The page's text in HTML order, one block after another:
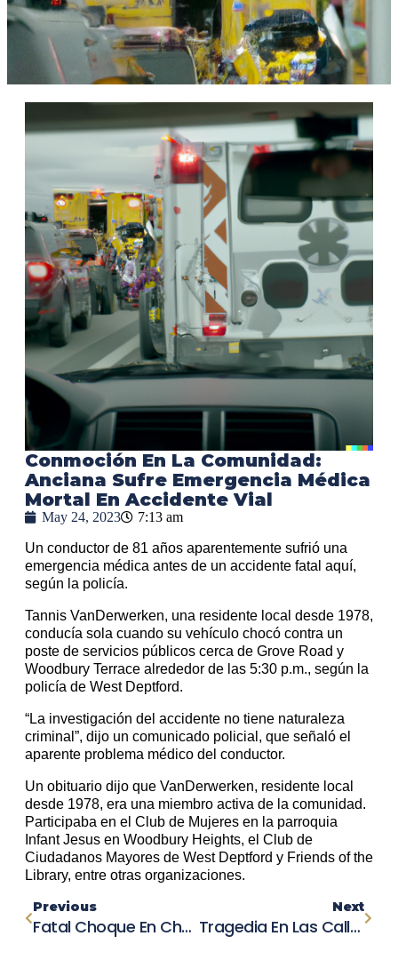
Conmoción En La Comunidad:
Anciana Sufre Emergencia Médica
Mortal En Accidente Vial
May 24, 2023 7:13 am
Un conductor de 81 años aparentemente sufrió una
emergencia médica antes de un accidente fatal aquí,
según la policía.
Tannis VanDerwerken, una residente local desde 1978,
conducía sola cuando su vehículo chocó contra un
poste de servicios públicos cerca de Grove Road y
Woodbury Terrace alrededor de las 5:30 p.m., según la
policía de West Deptford.
“La investigación del accidente no tiene naturaleza
criminal”, dijo un comunicado policial, que señaló el
aparente problema médico del conductor.
Un obituario dijo que VanDerwerken, residente local
desde 1978, era una miembro activa de la comunidad.
Participaba en el Club de Mujeres en la parroquia
Infant Jesus en Woodbury Heights, el Club de
Ciudadanos Mayores de West Deptford y Friends of the
Library, entre otras organizaciones.
Previous
Fatal Choque En Chula Vista Deja Un Hombre Muerto Y Calles Cerradas
Next
Tragedia En Las Calles De Buffalo: Arrestan A Sospechoso Por Muerte De Mujer En Accidente Mortal